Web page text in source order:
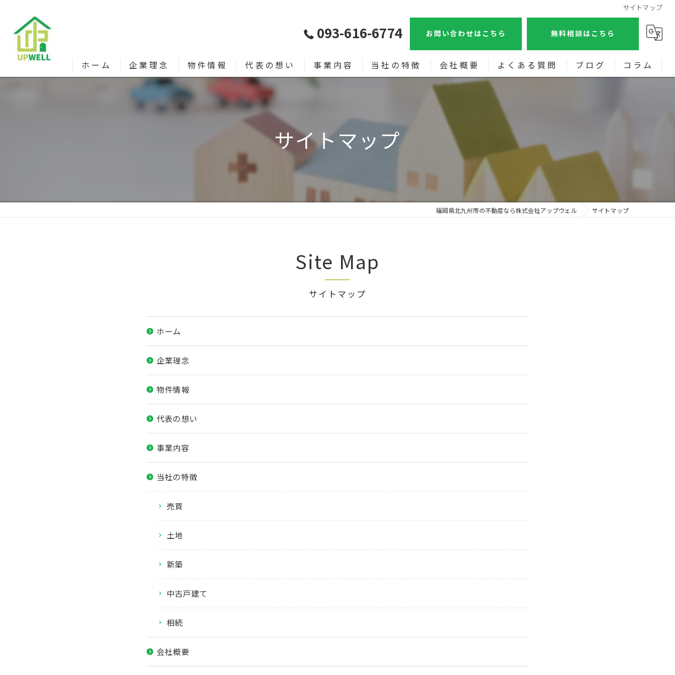
サイトマップ
093-616-6774 お問い合わせはこちら 無料相談はこちら
ホーム 企業理念 物件情報 代表の想い 事業内容 当社の特徴
土地
新築
相続
会社概要 よくある質問 ブログ コラム
サイトマップ
福岡県北九州市の不動産なら株式会社アップウェル サイトマップ
サイトマップ
Site Map
ホーム
企業理念
物件情報
代表の想い
事業内容
当社の特徴
売買
土地
新築
中古戸建て
相続
会社概要
お問い合わせはこちら